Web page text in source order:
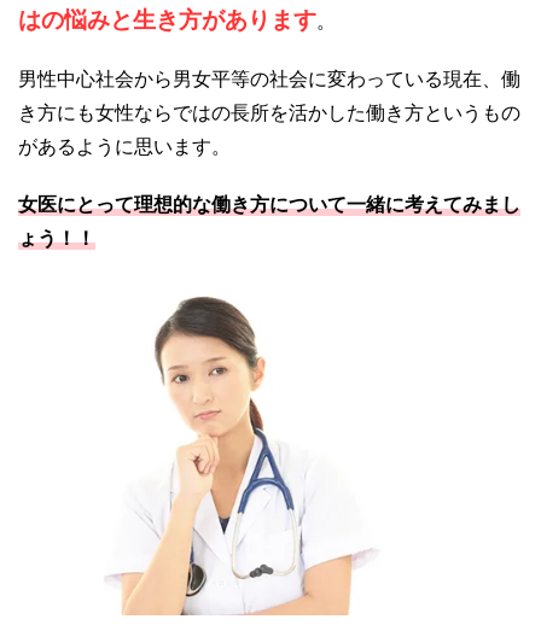
はの悩みと生き方があります。
男性中心社会から男女平等の社会に変わっている現在、働
き方にも女性ならではの長所を活かした働き方というもの
があるように思います。
女医にとって理想的な働き方について一緒に考えてみまし
ょう！！